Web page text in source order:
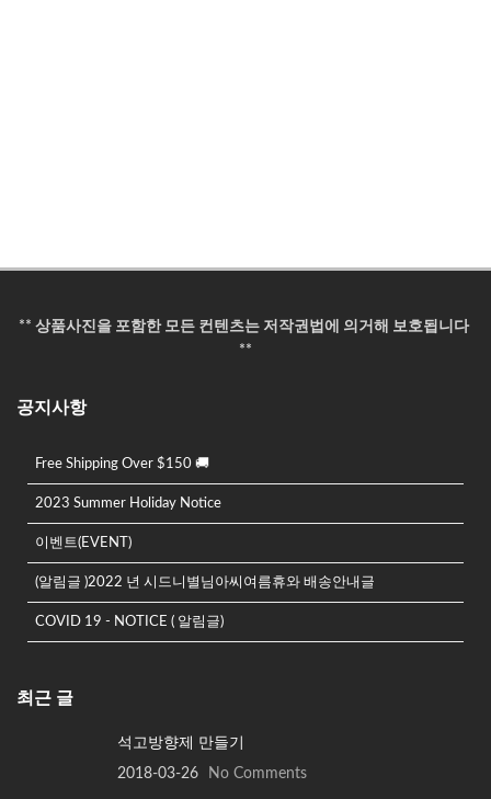
** 상품사진을 포함한 모든 컨텐츠는 저작권법에 의거해 보호됩니다
**
공지사항
Free Shipping Over $150 🚚
2023 Summer Holiday Notice
이벤트(EVENT)
(알림글 )2022 년 시드니별님아씨여름휴와 배송안내글
COVID 19 - NOTICE ( 알림글)
최근 글
석고방향제 만들기
2018-03-26 No Comments